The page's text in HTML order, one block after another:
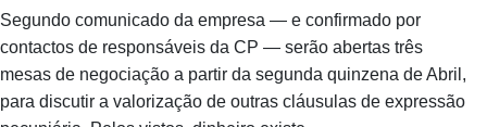
Segundo comunicado da empresa — e confirmado por
contactos de responsáveis da CP — serão abertas três
mesas de negociação a partir da segunda quinzena de Abril,
para discutir a valorização de outras cláusulas de expressão